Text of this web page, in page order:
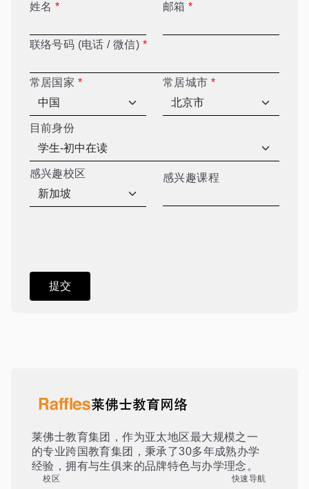
姓名 * 邮箱*
联络号码 (电话 / 微信) *
常居国家 * 常居城市*
目前身份
感兴趣校区 感兴趣课程
莱佛士教育集团，作为亚太地区最大规模之一
的专业跨国教育集团，秉承了30多年成熟办学
经验，拥有与生俱来的品牌特色与办学理念。
校区 快速导航